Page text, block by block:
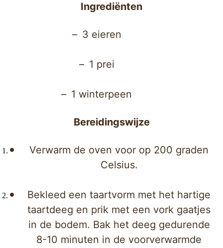
Ingrediënten
3 eieren
1 prei
1 winterpeen
Bereidingswijze
Verwarm de oven voor op 200 graden
Celsius.
Bekleed een taartvorm met het hartige
taartdeeg en prik met een vork gaatjes
in de bodem. Bak het deeg gedurende
8-10 minuten in de voorverwarmde